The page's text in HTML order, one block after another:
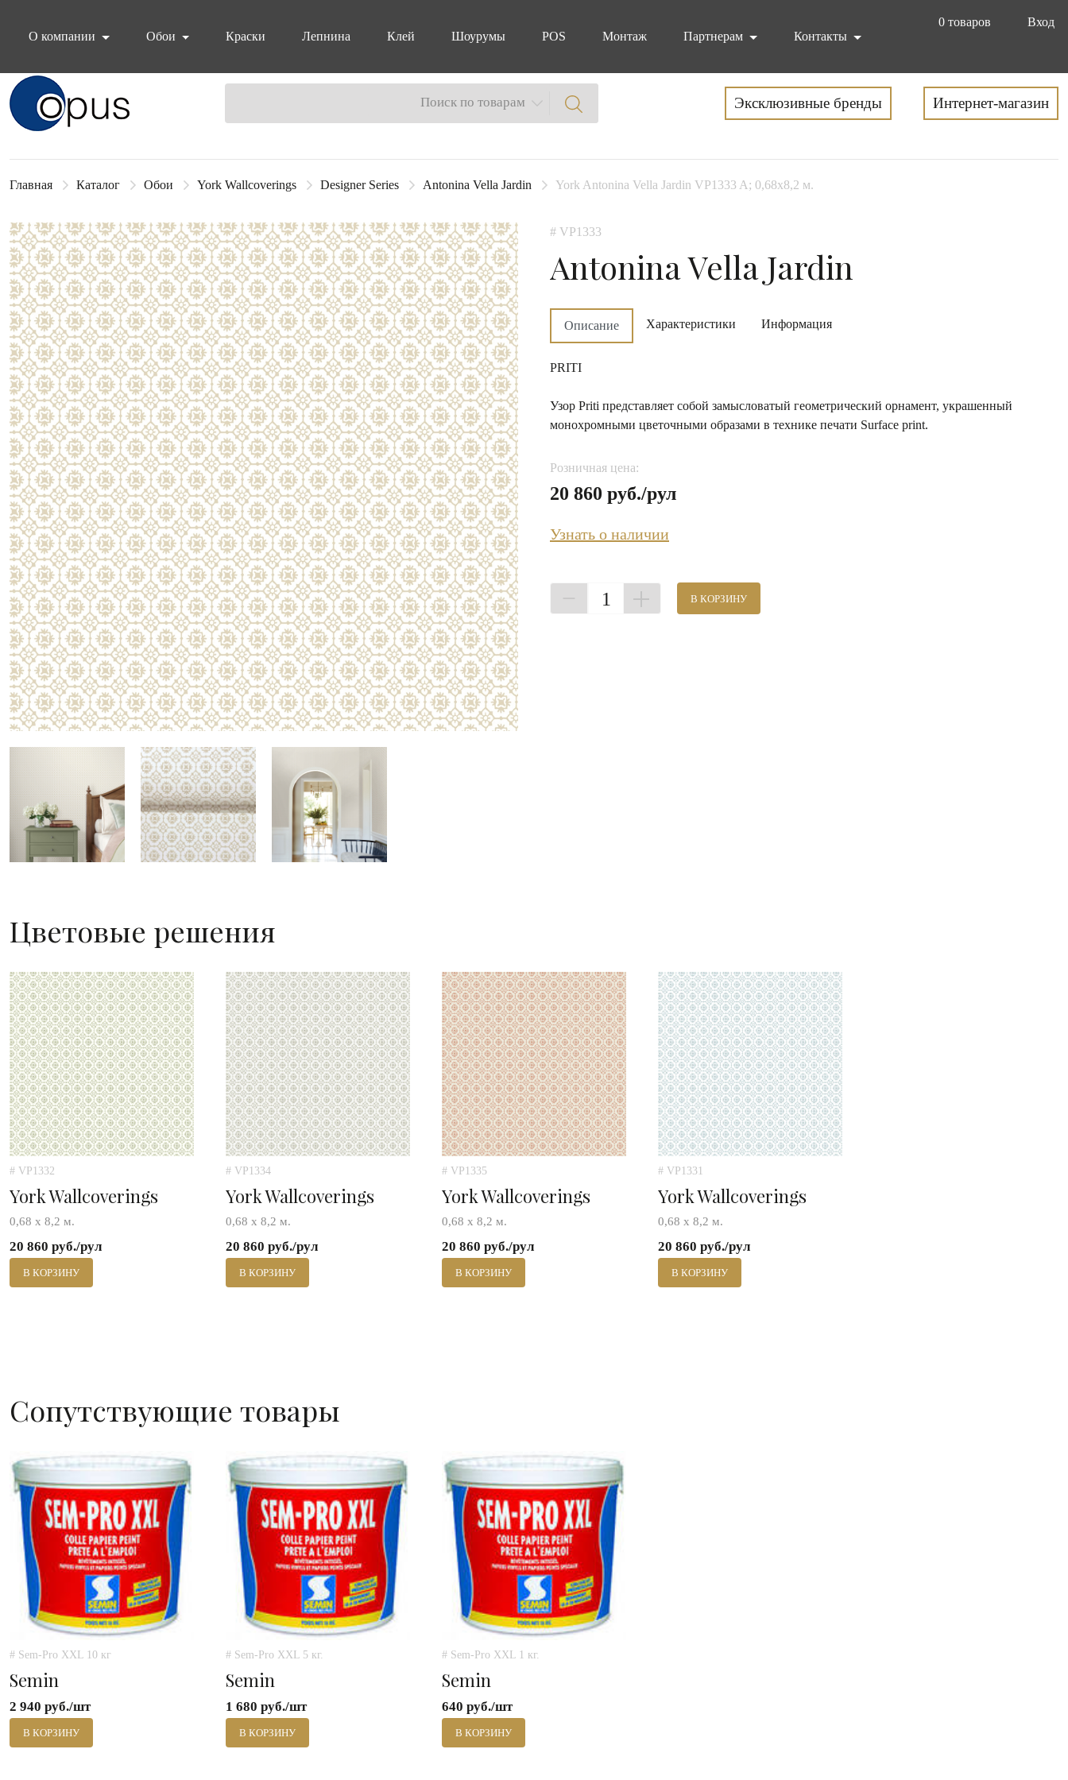
0 товаров
Вход
О компании
Обои Краски Лепнина Клей Шоурумы POS Монтаж Партнерам Контакты
Блок поиска Поиск по товарам Эксклюзивные бренды Интернет-магазин
Главная Каталог Обои York Wallcoverings Designer Series Antonina Vella Jardin York Antonina Vella Jardin VP1333 A; 0,68x8,2 м.
# VP1333
Antonina Vella Jardin
Описание Характеристики Информация
PRITI
Узор Priti представляет собой замысловатый геометрический орнамент, украшенный
монохромными цветочными образами в технике печати Surface print.
Розничная цена:
20 860 руб./рул
Узнать о наличии
1 В КОРЗИНУ
Цветовые решения
# VP1332
York Wallcoverings
0,68 х 8,2 м.
20 860 руб./рул
В КОРЗИНУ
# VP1334
York Wallcoverings
0,68 х 8,2 м.
20 860 руб./рул
В КОРЗИНУ
# VP1335
York Wallcoverings
0,68 х 8,2 м.
20 860 руб./рул
В КОРЗИНУ
# VP1331
York Wallcoverings
0,68 х 8,2 м.
20 860 руб./рул
В КОРЗИНУ
Сопутствующие товары
# Sem-Pro XXL 10 кг
Semin
2 940 руб./шт
В КОРЗИНУ
# Sem-Pro XXL 5 кг.
Semin
1 680 руб./шт
В КОРЗИНУ
# Sem-Pro XXL 1 кг.
Semin
640 руб./шт
В КОРЗИНУ